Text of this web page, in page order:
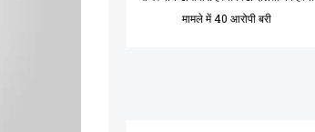
मामले में 40 आरोपी बरी